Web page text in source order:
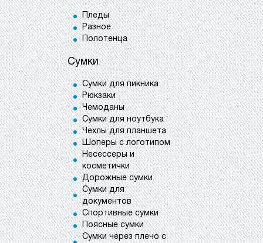
Пледы
Разное
Полотенца
Сумки
Сумки для пикника
Рюкзаки
Чемоданы
Сумки для ноутбука
Чехлы для планшета
Шоперы с логотипом
Несессеры и
косметички
Дорожные сумки
Сумки для
документов
Спортивные сумки
Поясные сумки
Сумки через плечо с